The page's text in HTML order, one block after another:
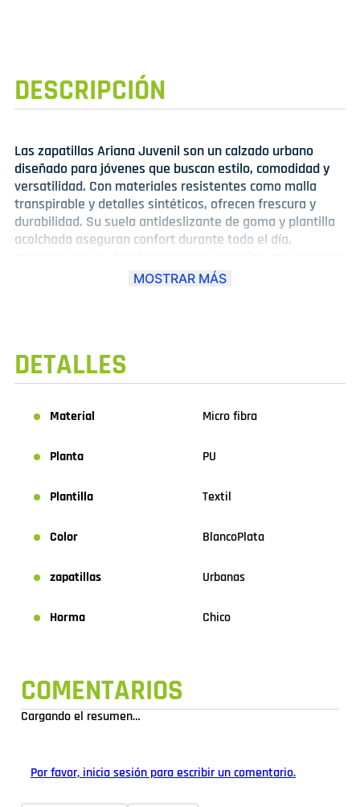
DESCRIPCIÓN
Las zapatillas Ariana Juvenil son un calzado urbano
diseñado para jóvenes que buscan estilo, comodidad y
versatilidad. Con materiales resistentes como malla
transpirable y detalles sintéticos, ofrecen frescura y
durabilidad. Su suela antideslizante de goma y plantilla
acolchada aseguran confort durante todo el día,
de cierre de cordones o velcro, las convierte en ideales
MOSTRAR MÁS
DETALLES
Material Micro fibra
Planta PU
Plantilla Textil
Color BlancoPlata
zapatillas Urbanas
Horma Chico
COMENTARIOS
Cargando el resumen…
Por favor, inicia sesión para escribir un comentario.